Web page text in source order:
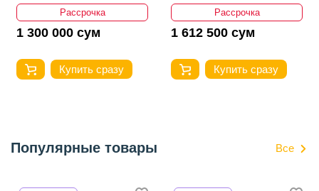
Рассрочка
1 300 000 сум
Купить сразу
Рассрочка
1 612 500 сум
Купить сразу
Популярные товары Все